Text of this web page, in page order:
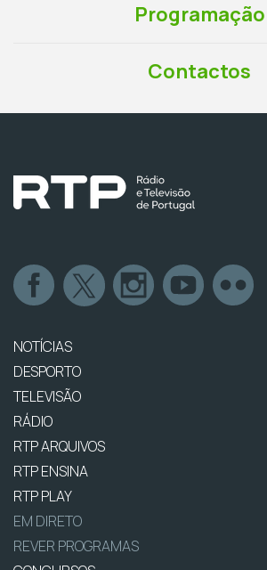
Programação
Contactos
NOTÍCIAS
DESPORTO
TELEVISÃO
RÁDIO
RTP ARQUIVOS
RTP ENSINA
RTP PLAY
EM DIRETO
REVER PROGRAMAS